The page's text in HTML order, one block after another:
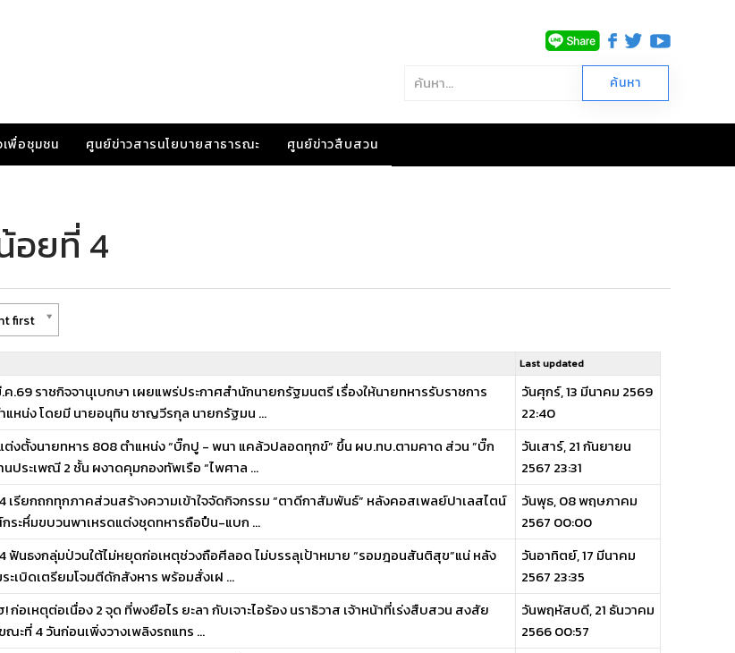
พื่อชุมชน ศูนย์ข่าวสารนโยบายสาธารณะ ศูนย์ข่าวสืบสวน
อยที่ 4
first
Last updated
ค.69 ราชกิจจานุเบกษา เผยแพร่ประกาศสำนักนายกรัฐมนตรี เรื่องให้นายทหารรับราชการ
แหน่ง โดยมี นายอนุทิน ชาญวีรกุล นายกรัฐมน ...
วันศุกร์, 13 มีนาคม 2569
22:40
ต่งตั้งนายทหาร 808 ตำแหน่ง “บิ๊กปู - พนา แคล้วปลอดทุกข์” ขึ้น ผบ.ทบ.ตามคาด ส่วน ”บิ๊ก
นประเพณี 2 ชั้น ผงาดคุมกองทัพเรือ “ไพศาล ...
วันเสาร์, 21 กันยายน
2567 23:31
เรียกถกทุกภาคส่วนสร้างความเข้าใจจัดกิจกรรม “ตาดีกาสัมพันธ์” หลังคอสเพลย์ปาเลสไตน์
ระหึ่มขบวนพาเหรดแต่งชุดทหารถือปืน-แบก ...
วันพุธ, 08 พฤษภาคม
2567 00:00
ฟันธงกลุ่มป่วนใต้ไม่หยุดก่อเหตุช่วงถือศีลอด ไม่บรรลุเป้าหมาย “รอมฎอนสันติสุข”แน่ หลัง
ะเบิดเตรียมโจมตีดักสังหาร พร้อมสั่งเฝ ...
วันอาทิตย์, 17 มีนาคม
2567 23:35
ก่อเหตุต่อเนื่อง 2 จุด ที่พงยือไร ยะลา กับเจาะไอร้อง นราธิวาส เจ้าหน้าที่เร่งสืบสวน สงสัย
ณะที่ 4 วันก่อนเพิ่งวางเพลิงรถแทร ...
วันพฤหัสบดี, 21 ธันวาคม
2566 00:57